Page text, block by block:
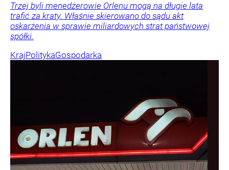
Trzej byli menedżerowie Orlenu mogą na długie lata
trafić za kraty. Właśnie skierowano do sądu akt
oskarżenia w sprawie miliardowych strat państwowej
spółki.
KrajPolitykaGospodarka